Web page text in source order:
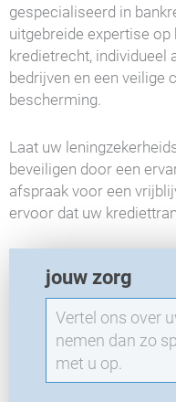
gespecialiseerd in
uitgebreide expertise op
kredietrecht, individueel
bedrijven en een veilige
bescherming.
Laat uw
beveiligen door een
afspraak voor een
ervoor dat uw
X
O
jouw zorg